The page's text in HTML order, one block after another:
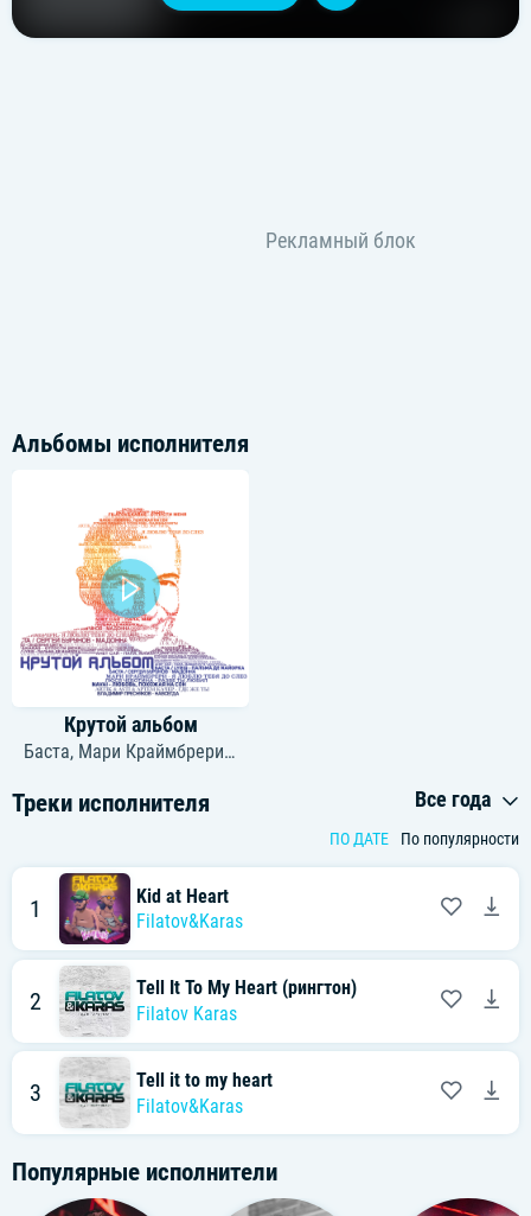
Альбомы исполнителя
Крутой альбом
Баста, Мари Краймбрери,Filatov&karas
Треки исполнителя Все года
ПО ДАТЕ По популярности
1
Kid at Heart
Filatov&Karas
2
Tell It To My Heart (рингтон)
Filatov Karas
3
Tell it to my heart
Filatov&Karas
Популярные исполнители